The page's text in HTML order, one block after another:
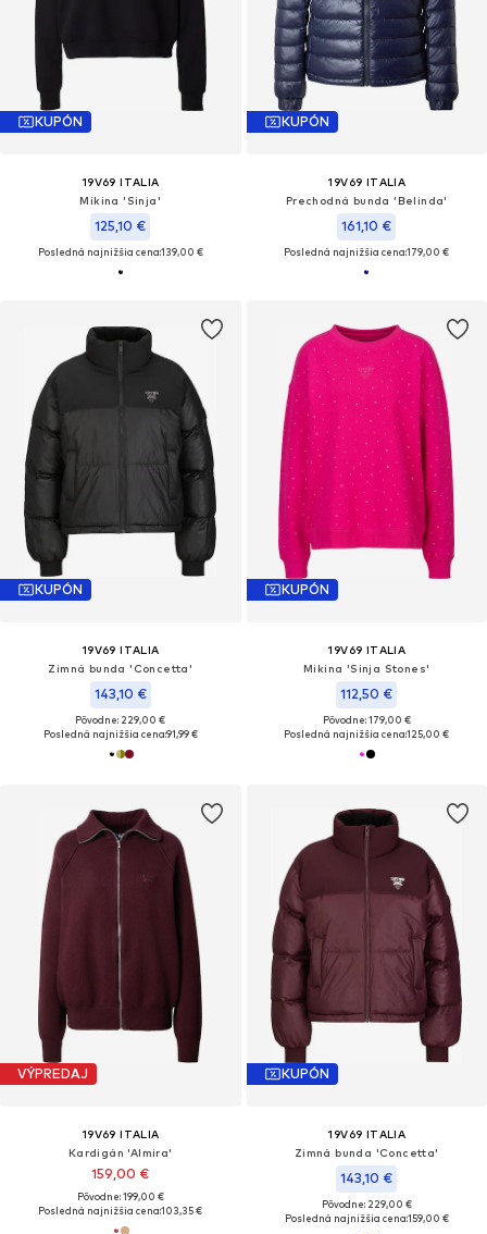
KUPÓN
19V69 ITALIA
Mikina 'Sinja'
125,10 €
Posledná najnižšia cena:139,00 €
KUPÓN
19V69 ITALIA
Prechodná bunda 'Belinda'
161,10 €
Posledná najnižšia cena:179,00 €
KUPÓN
19V69 ITALIA
Zimná bunda 'Concetta'
143,10 €
Pôvodne: 229,00 €
Posledná najnižšia cena:91,99 €
KUPÓN
19V69 ITALIA
Mikina 'Sinja Stones'
112,50 €
Pôvodne: 179,00 €
Posledná najnižšia cena:125,00 €
VÝPREDAJ
19V69 ITALIA
Kardigán 'Almira'
159,00 €
Pôvodne: 199,00 €
Posledná najnižšia cena:103,35 €
KUPÓN
19V69 ITALIA
Zimná bunda 'Concetta'
143,10 €
Pôvodne: 229,00 €
Posledná najnižšia cena:159,00 €